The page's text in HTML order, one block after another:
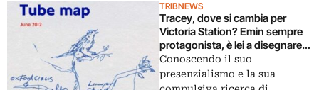
TRIBNEWS
Tracey, dove si cambia per
Victoria Station? Emin sempre
protagonista, è lei a disegnare la
cover della Tube Map olimpica
Conoscendo il suo
presenzialismo e la sua